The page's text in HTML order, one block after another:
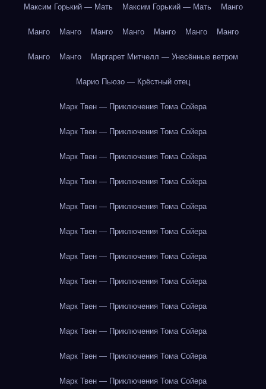
Максим Горький — Мать Максим Горький — Мать Манго
Манго Манго Манго Манго Манго Манго Манго
Манго Манго Маргарет Митчелл — Унесённые ветром
Марио Пьюзо — Крёстный отец
Марк Твен — Приключения Тома Сойера
Марк Твен — Приключения Тома Сойера
Марк Твен — Приключения Тома Сойера
Марк Твен — Приключения Тома Сойера
Марк Твен — Приключения Тома Сойера
Марк Твен — Приключения Тома Сойера
Марк Твен — Приключения Тома Сойера
Марк Твен — Приключения Тома Сойера
Марк Твен — Приключения Тома Сойера
Марк Твен — Приключения Тома Сойера
Марк Твен — Приключения Тома Сойера
Марк Твен — Приключения Тома Сойера